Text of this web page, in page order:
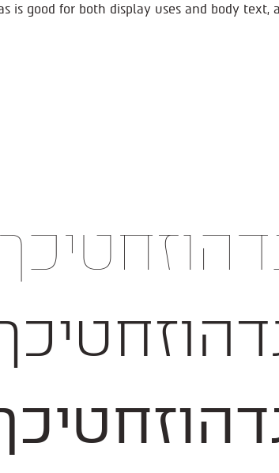
is good for both display uses and body text,